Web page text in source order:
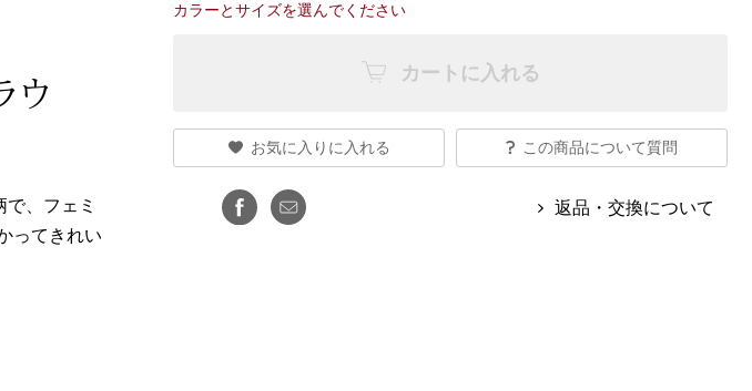
【特集】HELLY HANSEN／ヘリー
ハンセン
おすすめカタログ
BOGARD August 2026 vol.181
ウ
、フェミ
ってきれい
カラーとサイズを選んでください
カートに入れる
お気に入りに入れる この商品について質問
返品・交換について